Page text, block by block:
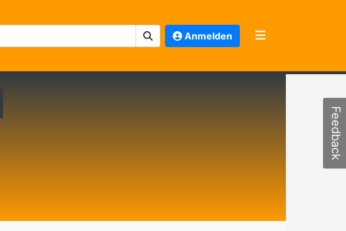
Anmelden
Feedback